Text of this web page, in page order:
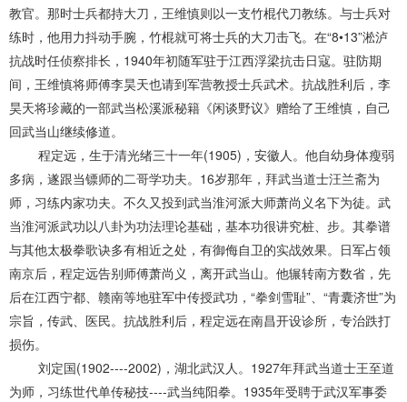
教官。那时士兵都持大刀，王维慎则以一支竹棍代刀教练。与士兵对
练时，他用力抖动手腕，竹棍就可将士兵的大刀击飞。在“8•13”淞泸
抗战时任侦察排长，1940年初随军驻于江西浮梁抗击日寇。驻防期
间，王维慎将师傅李昊天也请到军营教授士兵武术。抗战胜利后，李
昊天将珍藏的一部武当松溪派秘籍《闲谈野议》赠给了王维慎，自己
回武当山继续修道。
程定远，生于清光绪三十一年(1905)，安徽人。他自幼身体瘦弱
多病，遂跟当镖师的二哥学功夫。16岁那年，拜武当道士汪兰斋为
师，习练内家功夫。不久又投到武当淮河派大师萧尚义名下为徒。武
当淮河派武功以八卦为功法理论基础，基本功很讲究桩、步。其拳谱
与其他太极拳歌诀多有相近之处，有御侮自卫的实战效果。日军占领
南京后，程定远告别师傅萧尚义，离开武当山。他辗转南方数省，先
后在江西宁都、赣南等地驻军中传授武功，“拳剑雪耻”、“青囊济世”为
宗旨，传武、医民。抗战胜利后，程定远在南昌开设诊所，专治跌打
损伤。
刘定国(1902----2002)，湖北武汉人。1927年拜武当道士王至道
为师，习练世代单传秘技----武当纯阳拳。1935年受聘于武汉军事委